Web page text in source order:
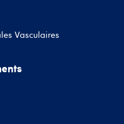
Vasculaires